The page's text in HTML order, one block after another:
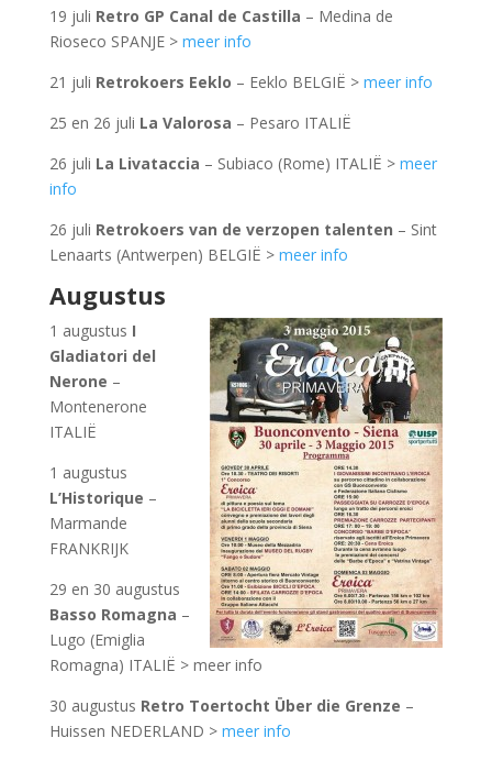
19 juli Retro GP Canal de Castilla – Medina de
Rioseco SPANJE > meer info
21 juli Retrokoers Eeklo – Eeklo BELGIË > meer info
25 en 26 juli La Valorosa – Pesaro ITALIË
26 juli La Livataccia – Subiaco (Rome) ITALIË > meer
info
26 juli Retrokoers van de verzopen talenten – Sint
Lenaarts (Antwerpen) BELGIË > meer info
Augustus
1 augustus I
Gladiatori del
Nerone –
Montenerone
ITALIË
1 augustus
L’Historique –
Marmande
FRANKRIJK
29 en 30 augustus
Basso Romagna –
Lugo (Emiglia
Romagna) ITALIË > meer info
30 augustus Retro Toertocht Über die Grenze –
Huissen NEDERLAND > meer info